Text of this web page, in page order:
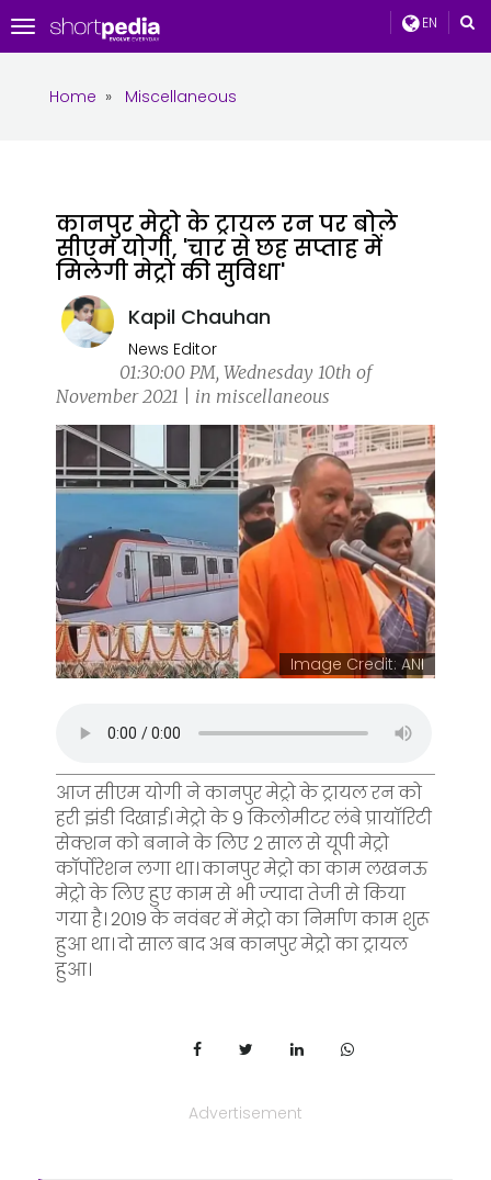
EN
Toggle
navigation
Home » Miscellaneous
कानपुर मेट्रो के ट्रायल रन पर बोले
सीएम योगी, 'चार से छह सप्ताह में
मिलेगी मेट्रो की सुविधा'
Kapil Chauhan
News Editor
01:30:00 PM, Wednesday 10th of
November 2021 | in miscellaneous
Image Credit: ANI
आज सीएम योगी ने कानपुर मेट्रो के ट्रायल रन को
हरी झंडी दिखाई। मेट्रो के 9 किलोमीटर लंबे प्रायॉरिटी
सेक्शन को बनाने के लिए 2 साल से यूपी मेट्रो
कॉर्पोरेशन लगा था। कानपुर मेट्रो का काम लखनऊ
मेट्रो के लिए हुए काम से भी ज्यादा तेजी से किया
गया है। 2019 के नवंबर में मेट्रो का निर्माण काम शुरू
हुआ था। दो साल बाद अब कानपुर मेट्रो का ट्रायल
हुआ।
Advertisement